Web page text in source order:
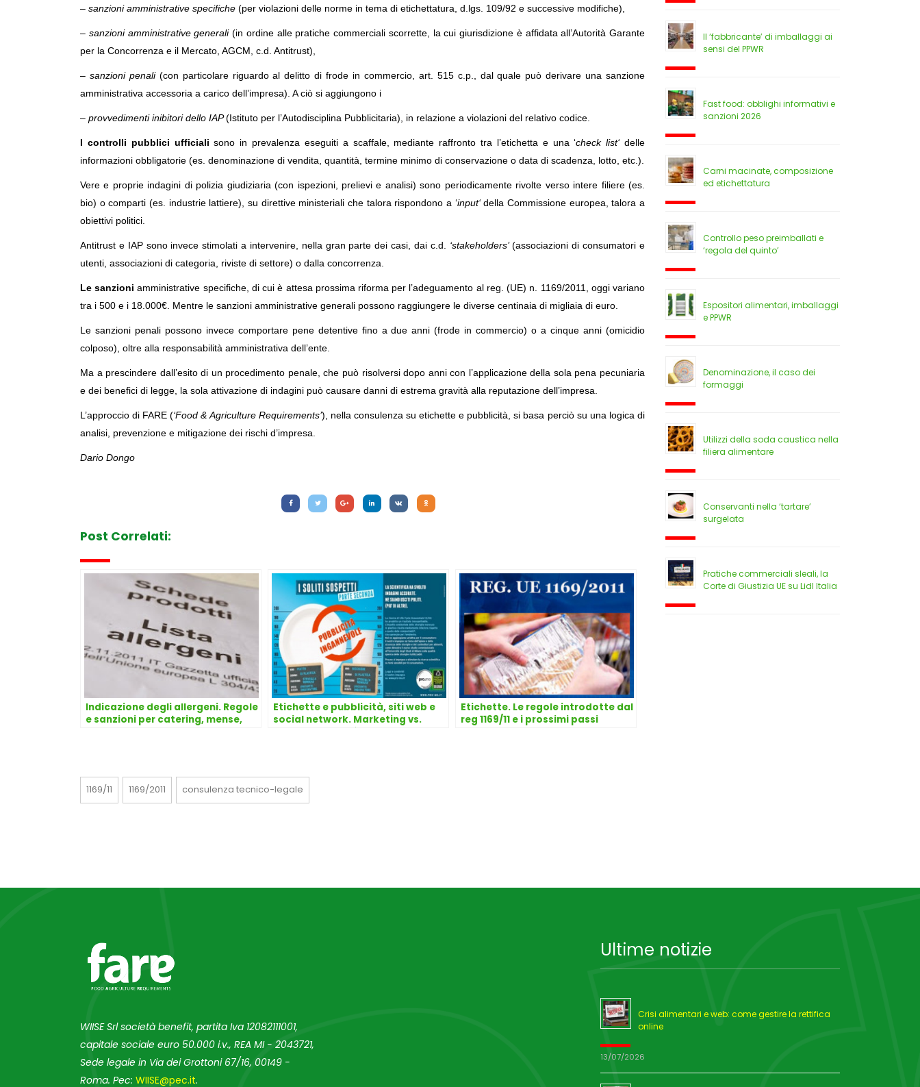
– sanzioni amministrative specifiche (per violazioni delle norme in tema di etichettatura, d.lgs. 109/92 e successive modifiche),
– sanzioni amministrative generali(in ordine alle pratiche commerciali scorrette, la cui giurisdizione è affidata all’Autorità Garante
per la Concorrenza e il Mercato, AGCM, c.d. Antitrust),
– sanzioni penali(con particolare riguardo al delitto di frode in commercio, art. 515 c.p., dal quale può derivare una sanzione
amministrativa accessoria a carico dell’impresa). A ciò si aggiungono i
– provvedimenti inibitori dello IAP(Istituto per l’Autodisciplina Pubblicitaria) , in relazione a violazioni del relativo codice.
I controlli pubblici ufficiali sono in prevalenza eseguiti a scaffale, mediante raffronto tra l’etichetta e una‘check list‘ delle
informazioni obbligatorie (es. denominazione di vendita, quantità, termine minimo di conservazione o data di scadenza , lotto, etc.).
Vere e proprie indagini di polizia giudiziaria (con ispezioni, prelievi e analisi) sono periodicamente rivolte verso intere filiere (es.
bio) o comparti (es. industrie lattiere), su direttive ministeriali che talora rispondono a ‘input‘ della Commissione europea, talora a
obiettivi politici.
Antitrust e IAP sono invece stimolati a intervenire, nella gran parte dei casi, dai c.d. ‘stakeholders’(associazioni di consumatori e
utenti, associazioni di categoria, riviste di settore) o dalla concorrenza.
Le sanzioni amministrative specifiche, di cui è attesa prossima riforma per l’adeguamento al reg. (UE) n. 1169/2011 oggivariano
tra i 500 e i 18.000€. Mentre le sanzioni amministrative generali possono raggiungere le diverse centinaia di migliaia di euro.
Le sanzioni penali possono invece comportare pene detentive fino a due anni (frode in commercio) o a cinque anni (omicidio
colposo), oltre alla responsabilità amministrativa dell’ente.
Ma a prescindere dall’esito di un procedimento penale, che può risolversi dopo anni con l’applicazione della sola pena pecuniaria
e dei benefici di legge, la sola attivazione di indagini può causare danni di estrema gravità alla reputazione dell’impresa.
L’approccio di FARE (‘Food & Agriculture Requirements’), nella consulenza su etichette e pubblicità, si basa perciò su una logica di
analisi, prevenzione e mitigazione dei rischi d’impresa.
Dario Dongo
Post Correlati:
Indicazione degli allergeni. Regole
e sanzioni per catering, mense,
Etichette e pubblicità, siti web e
social network. Marketing vs.
Etichette. Le regole introdotte dal
reg 1169/11 e i prossimi passi
1169/11 1169/2011 consulenza tecnico-legale
Il ‘fabbricante’ di imballaggi ai
sensi del PPWR
Fast food: obblighi informativi e
sanzioni 2026
Carni macinate, composizione
ed etichettatura
Controllo peso preimballati e
‘regola del quinto’
Espositori alimentari, imballaggi
e PPWR
Denominazione, il caso dei
formaggi
Utilizzi della soda caustica nella
filiera alimentare
Conservanti nella ‘tartare’
surgelata
Pratiche commerciali sleali, la
Corte di Giustizia UE su Lidl Italia
WIISE Srl società benefit, partita Iva 12082111001,
capitale sociale euro 50.000 i.v., REA MI - 2043721,
Sede legale in Via dei Grottoni 67/16, 00149 -
Roma. Pec: WIISE@pec.it.
Ultime notizie
Crisi alimentari e web: come gestire la rettifica
online
13/07/2026